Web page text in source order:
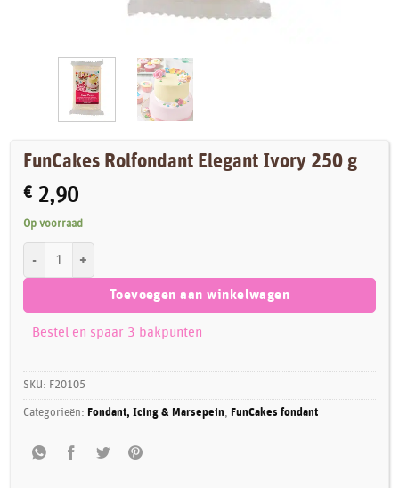
FunCakes Rolfondant Elegant Ivory 250 g
€ 2,90
Op voorraad
Toevoegen aan winkelwagen
Bestel en spaar 3 bakpunten
SKU: F20105
Categorieën: Fondant, Icing & Marsepein, FunCakes fondant